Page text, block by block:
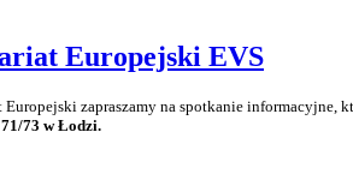
Europejski EVS
zapraszamy na spotkanie informacyjne,
73 w Łodzi.